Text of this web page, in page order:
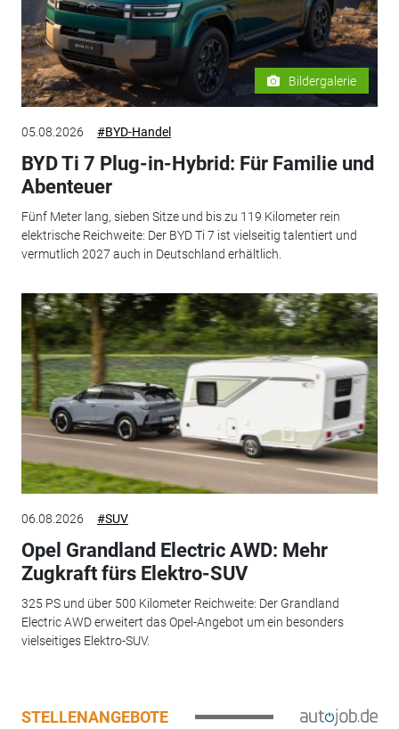
Bildergalerie
05.08.2026 #BYD-Handel
BYD Ti 7 Plug-in-Hybrid: Für Familie und
Abenteuer
Fünf Meter lang, sieben Sitze und bis zu 119 Kilometer rein
elektrische Reichweite: Der BYD Ti 7 ist vielseitig talentiert und
vermutlich 2027 auch in Deutschland erhältlich.
06.08.2026 #SUV
Opel Grandland Electric AWD: Mehr
Zugkraft fürs Elektro-SUV
325 PS und über 500 Kilometer Reichweite: Der Grandland
Electric AWD erweitert das Opel-Angebot um ein besonders
vielseitiges Elektro-SUV.
STELLENANGEBOTE